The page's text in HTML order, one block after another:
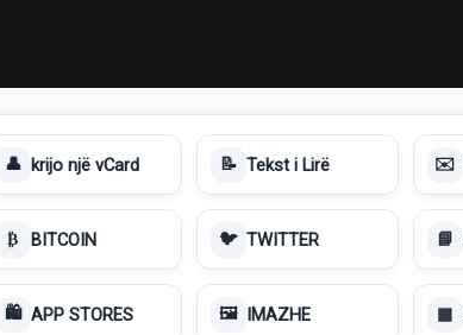
👤 krijo një vCard 📝 Tekst i Lirë ✉️
₿ BITCOIN 🐦 TWITTER 📘
🛍️ APP STORES 🖼️ IMAZHE ▦